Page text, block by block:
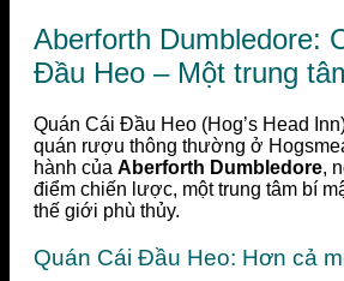
Aberforth Dumbledore:
Đầu Heo – Một trung
Quán Cái Đầu Heo (Hog’s Head
quán rượu thông thường ở
hành của Aberforth Dumbledore,
điểm chiến lược, một trung tâm bí
thế giới phù thủy.
Quán Cái Đầu Heo: Hơn cả